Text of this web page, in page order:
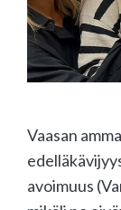
Vaasan
avoimuus